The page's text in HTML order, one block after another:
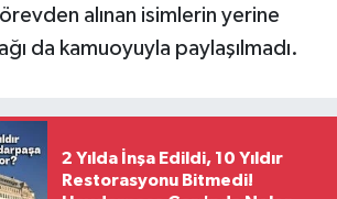
alınan isimlerin yerine
da kamuoyuyla paylaşılmadı.
2 Yılda İnşa Edildi, 10 Yıldır
Restorasyonu Bitmedi!